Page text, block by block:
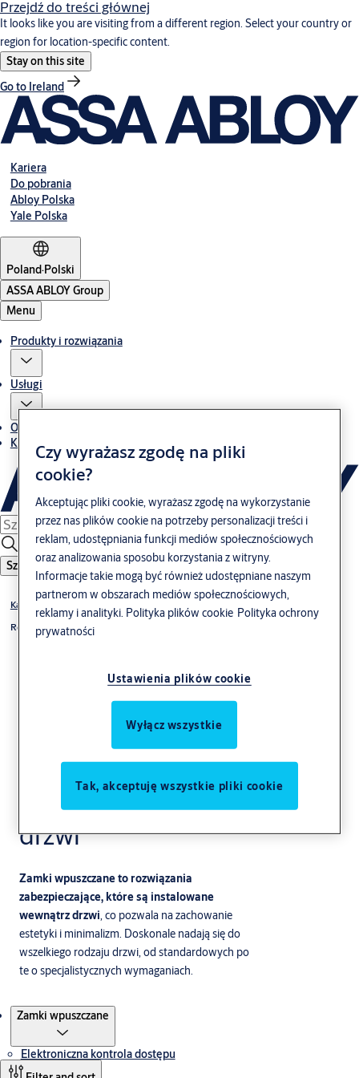
Przejdź do treści głównej
It looks like you are visiting from a different region. Select your country or
region for location-specific content.
Stay on this site
Go to Ireland
Kariera
Do pobrania
Abloy Polska
Yale Polska
Poland·Polski
ASSA ABLOY Group
Menu
Produkty i rozwiązania
Usługi
O nas
Kontakt
Szukaj
Katalog produktów
Rozwiązania mechaniczne
Zamki
wpuszczane do
drzwi
Zamki wpuszczane to rozwiązania
zabezpieczające, które są instalowane
wewnątrz drzwi, co pozwala na zachowanie
estetyki i minimalizm. Doskonale nadają się do
wszelkiego rodzaju drzwi, od standardowych po
te o specjalistycznych wymaganiach.
Zamki wpuszczane
Elektroniczna kontrola dostępu
Czy wyrażasz zgodę na pliki
cookie?
Akceptując pliki cookie, wyrażasz zgodę na wykorzystanie
przez nas plików cookie na potrzeby personalizacji treści i
reklam, udostępniania funkcji mediów społecznościowych
oraz analizowania sposobu korzystania z witryny.
Informacje takie mogą być również udostępniane naszym
partnerom w obszarach mediów społecznościowych,
reklamy i analityki. Polityka plików cookie Polityka ochrony
prywatności
Ustawienia plików cookie
Wyłącz wszystkie
Tak, akceptuję wszystkie pliki cookie